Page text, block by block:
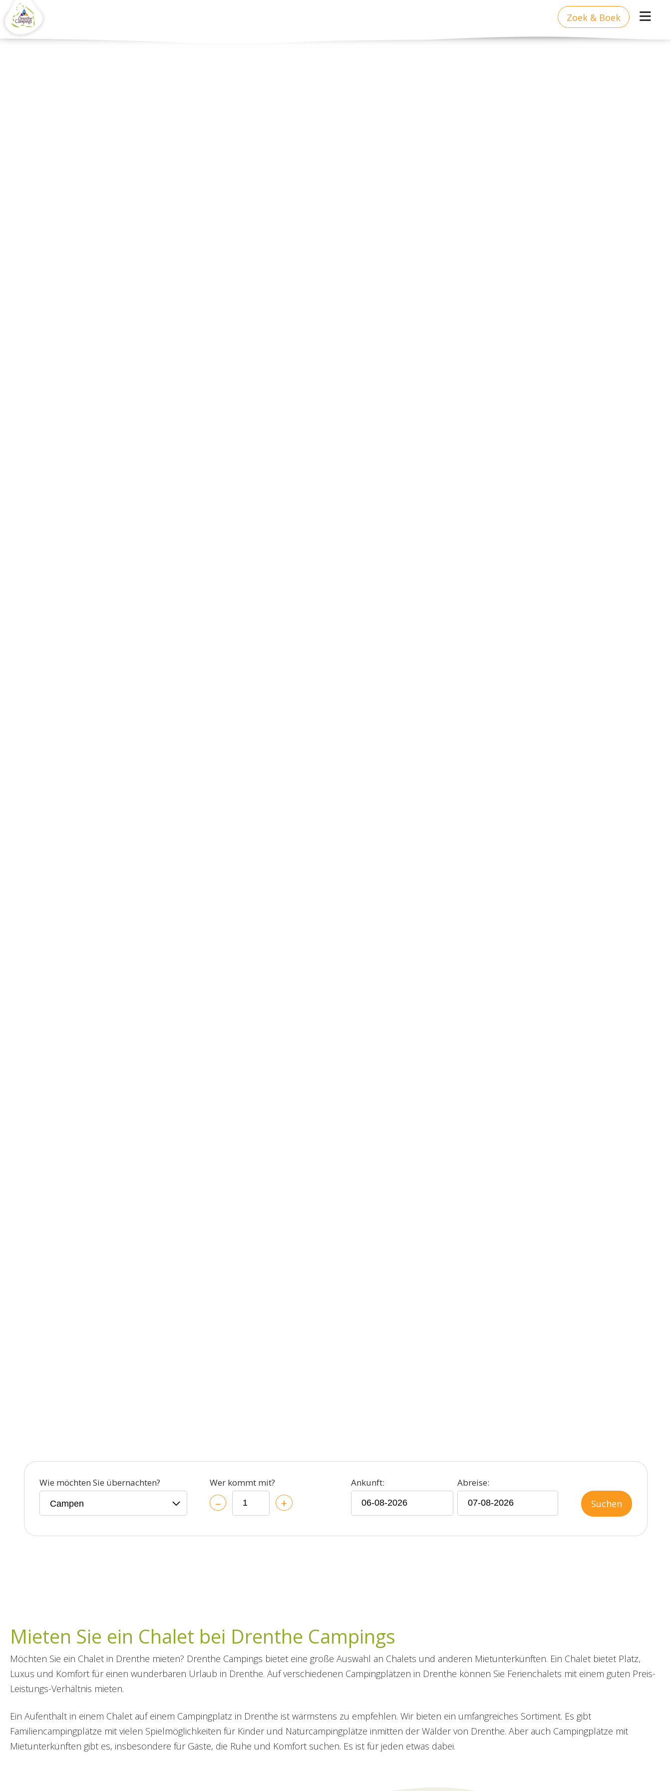
Zoek & Boek
Wie möchten Sie übernachten? Wer kommt mit?
– +
Ankunft: Abreise:
Suchen
Mieten Sie ein Chalet bei Drenthe Campings
Möchten Sie ein Chalet in Drenthe mieten? Drenthe Campings bietet eine große Auswahl an Chalets und anderen Mietunterkünften. Ein Chalet bietet Platz,
Luxus und Komfort für einen wunderbaren Urlaub in Drenthe. Auf verschiedenen Campingplätzen in Drenthe können Sie Ferienchalets mit einem guten Preis-
Leistungs-Verhältnis mieten.
Ein Aufenthalt in einem Chalet auf einem Campingplatz in Drenthe ist wärmstens zu empfehlen. Wir bieten ein umfangreiches Sortiment. Es gibt
Familiencampingplätze mit vielen Spielmöglichkeiten für Kinder und Naturcampingplätze inmitten der Wälder von Drenthe. Aber auch Campingplätze mit
Mietunterkünften gibt es, insbesondere für Gäste, die Ruhe und Komfort suchen. Es ist für jeden etwas dabei.